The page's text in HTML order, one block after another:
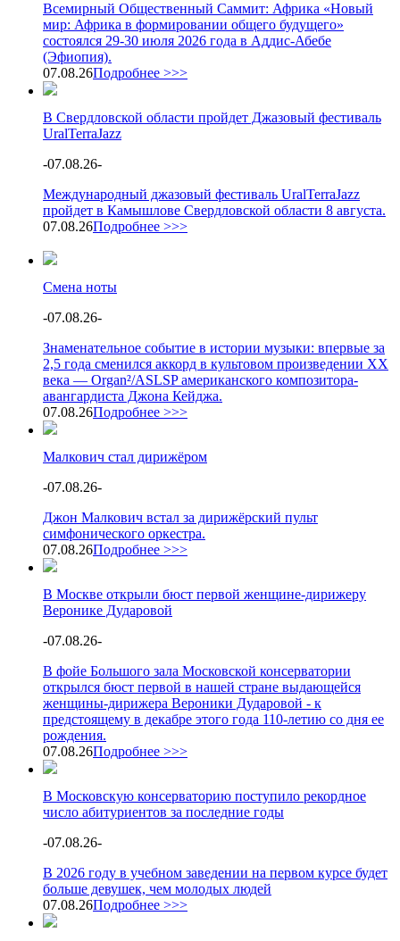
Всемирный Общественный Саммит: Африка «Новый
мир: Африка в формировании общего будущего»
состоялся 29-30 июля 2026 года в Аддис-Абебе
(Эфиопия).
07.08.26Подробнее >>>
В Свердловской области пройдет Джазовый фестиваль
UralTerraJazz
-07.08.26-
Международный джазовый фестиваль UralTerraJazz
пройдет в Камышлове Свердловской области 8 августа.
07.08.26Подробнее >>>
Смена ноты
-07.08.26-
Знаменательное событие в истории музыки: впервые за
2,5 года сменился аккорд в культовом произведении XX
века — Organ²/ASLSP американского композитора-
авангардиста Джона Кейджа.
07.08.26Подробнее >>>
Малкович стал дирижёром
-07.08.26-
Джон Малкович встал за дирижёрский пульт
симфонического оркестра.
07.08.26Подробнее >>>
В Москве открыли бюст первой женщине-дирижеру
Веронике Дударовой
-07.08.26-
В фойе Большого зала Московской консерватории
открылся бюст первой в нашей стране выдающейся
женщины-дирижера Вероники Дударовой - к
предстоящему в декабре этого года 110-летию со дня ее
рождения.
07.08.26Подробнее >>>
В Московскую консерваторию поступило рекордное
число абитуриентов за последние годы
-07.08.26-
В 2026 году в учебном заведении на первом курсе будет
больше девушек, чем молодых людей
07.08.26Подробнее >>>